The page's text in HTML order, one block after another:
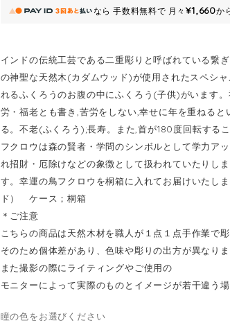
なら 手数料無料で 月々¥1,660か
インドの伝統工芸である二重彫りと呼ばれている繋
の神聖な天然木(カダムウッド)が使用されたスペシ
れるふくろうのお腹の中にふくろう(子供)がいます
労・福老とも書き,苦労をしない,幸せに年を重ねる
る。不老(ふくろう);長寿。また,首が180度回転する
フクロウは森の賢者・学問のシンボルとして学力ア
れ招財・厄除けなどの象徴として扱われていたりし
す。幸運の鳥フクロウを桐箱に入れてお届けいた
ド） ケース；桐箱
＊ご注意
こちらの商品は天然木材を職人が１点１点手作業で彫
そのため個体差があり、色味や彫りの出方が異なりま
また撮影の際にライティングやご使用の
モニターによって実際のものとイメージが若干違う場
瞳の色をお選びください